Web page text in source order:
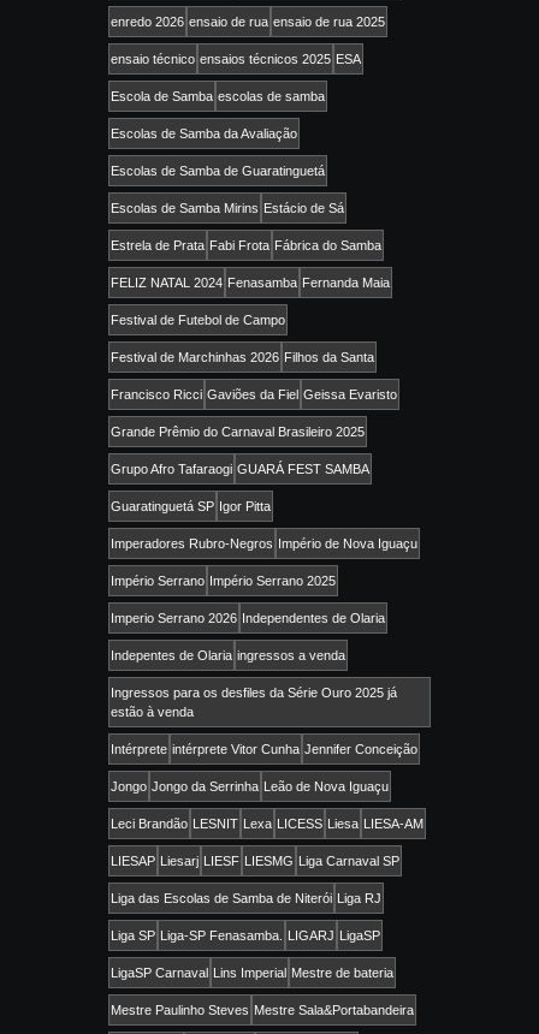
enredo 2026 ensaio de rua ensaio de rua 2025
ensaio técnico ensaios técnicos 2025 ESA
Escola de Samba escolas de samba
Escolas de Samba da Avaliação
Escolas de Samba de Guaratinguetá
Escolas de Samba Mirins Estácio de Sá
Estrela de Prata Fabi Frota Fábrica do Samba
FELIZ NATAL 2024 Fenasamba Fernanda Maia
Festival de Futebol de Campo
Festival de Marchinhas 2026 Filhos da Santa
Francisco Ricci Gaviões da Fiel Geissa Evaristo
Grande Prêmio do Carnaval Brasileiro 2025
Grupo Afro Tafaraogi GUARÁ FEST SAMBA
Guaratinguetá SP Igor Pitta
Imperadores Rubro-Negros Império de Nova Iguaçu
Império Serrano Império Serrano 2025
Imperio Serrano 2026 Independentes de Olaria
Indepentes de Olaria ingressos a venda
Ingressos para os desfiles da Série Ouro 2025 já
estão à venda
Intérprete intérprete Vitor Cunha Jennifer Conceição
Jongo Jongo da Serrinha Leão de Nova Iguaçu
Leci Brandão LESNIT Lexa LICESS Liesa LIESA-AM
LIESAP Liesarj LIESF LIESMG Liga Carnaval SP
Liga das Escolas de Samba de Niterói Liga RJ
Liga SP Liga-SP Fenasamba. LIGARJ LigaSP
LigaSP Carnaval Lins Imperial Mestre de bateria
Mestre Paulinho Steves Mestre Sala&Portabandeira